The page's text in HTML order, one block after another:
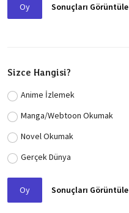
Oy Sonuçları Görüntüle
Sizce Hangisi?
Anime İzlemek
Manga/Webtoon Okumak
Novel Okumak
Gerçek Dünya
Oy Sonuçları Görüntüle